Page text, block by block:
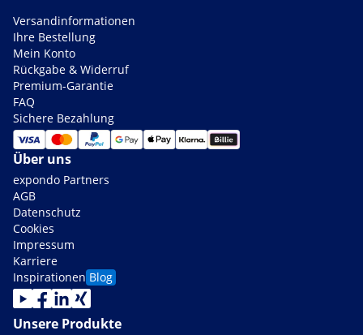
Versandinformationen
Ihre Bestellung
Mein Konto
Rückgabe & Widerruf
Premium-Garantie
FAQ
Sichere Bezahlung
Über uns
expondo Partners
AGB
Datenschutz
Cookies
Impressum
Karriere
Inspirationen Blog
Unsere Produkte